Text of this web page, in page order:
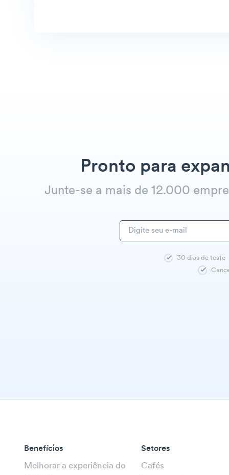
Pronto para
Junte-se a mais de 12.000
30 dias de teste
Benefícios
Melhorar a experiência do
Setores
Cafés